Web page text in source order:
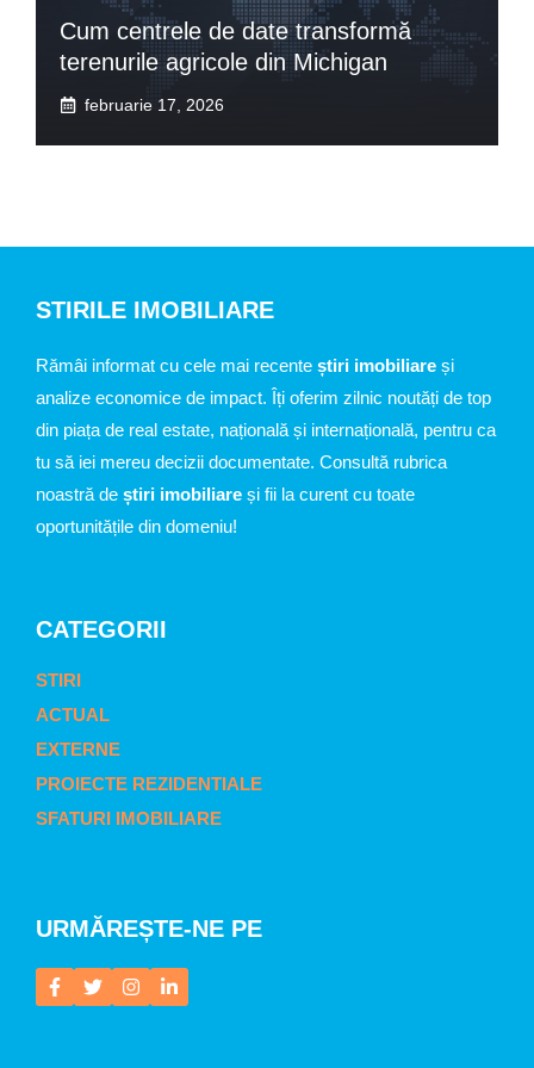
Cum centrele de date transformă
terenurile agricole din Michigan
februarie 17, 2026
STIRILE IMOBILIARE
Rămâi informat cu cele mai recente știri imobiliare și
analize economice de impact. Îți oferim zilnic noutăți de top
din piața de real estate, națională și internațională, pentru ca
tu să iei mereu decizii documentate. Consultă rubrica
noastră de știri imobiliare și fii la curent cu toate
oportunitățile din domeniu!
CATEGORII
STIRI
ACTUAL
EXTERNE
PROIECTE REZIDENTIALE
SFATURI IMOBILIARE
URMĂREȘTE-NE PE